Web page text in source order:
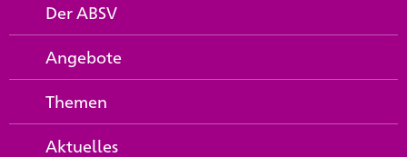
Der ABSV
Angebote
Themen
Aktuelles